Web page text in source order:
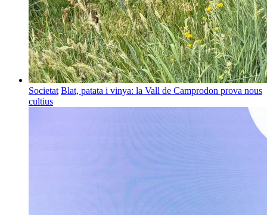
Societat Blat, patata i vinya: la Vall de Camprodon prova nous
cultius